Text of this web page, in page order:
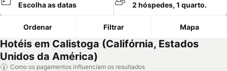
Escolha as datas 2 hóspedes, 1 quarto.
Ordenar Filtrar Mapa
Hotéis em Calistoga (Califórnia, Estados
Unidos da América)
Como os pagamentos influenciam os resultados